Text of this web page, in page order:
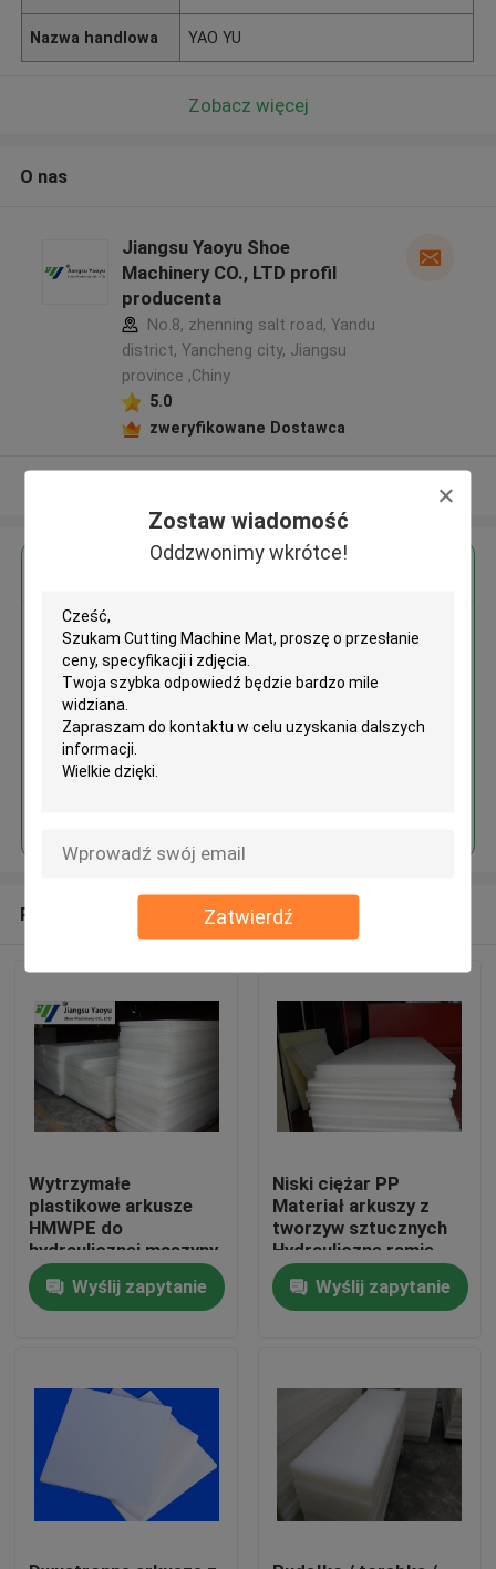
Zostaw wiadomość
Oddzwonimy wkrótce!
Zatwierdź
Dom
Produkty
O nas
Nazwa handlowa YAO YU
Zobacz więcej
O nas
Jiangsu Yaoyu Shoe
Machinery CO., LTD profil
producenta
No.8, zhenning salt road, Yandu
district, Yancheng city, Jiangsu
province ,Chiny
5.0
zweryfikowane Dostawca
Uzyskaj najlepszą cenę za
Cutting Machine Mat
Polecane produkty
Wytrzymałe
plastikowe arkusze
HMWPE do
hydraulicznej maszyny
do cięcia głowicy
ruchomejWyślij zapytanie
Niski ciężar PP
Materiał arkuszy z
tworzyw sztucznych
Hydrauliczne ramię
wahadłowe Maszyna
do cięciaWyślij zapytanie